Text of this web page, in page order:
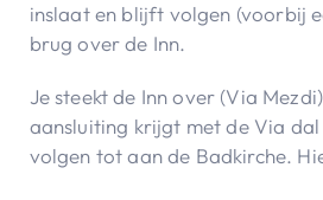
inslaat en blijft volgen (voorbij
brug over de Inn.
Je steekt de Inn over (Via
aansluiting krijgt met de Via
volgen tot aan de Badkirche.